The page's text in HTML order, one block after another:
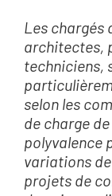
Les chargés
architectes,
techniciens,
selon les
de charge
polyvalence
variations
projets de